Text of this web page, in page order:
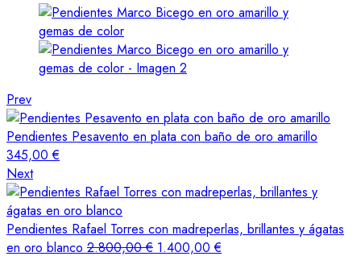
Prev
Pendientes Pesavento en plata con baño de oro amarillo
345,00€
Next
Pendientes Rafael Torres con madreperlas, brillantes y ágatas
en oro blanco 2.800,00€ 1.400,00€